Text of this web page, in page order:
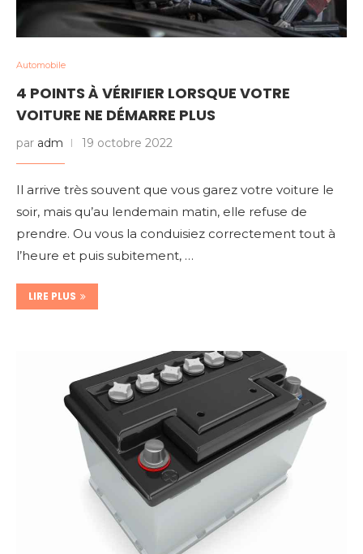
Automobile
4 POINTS À VÉRIFIER LORSQUE VOTRE
VOITURE NE DÉMARRE PLUS
par adm 19 octobre 2022
Il arrive très souvent que vous garez votre voiture le
soir, mais qu’au lendemain matin, elle refuse de
prendre. Ou vous la conduisiez correctement tout à
l’heure et puis subitement, …
LIRE PLUS